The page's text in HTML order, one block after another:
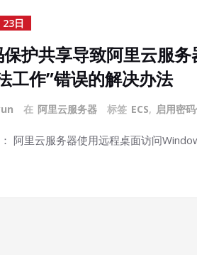
日
保护共享导致阿里云服
工作”错误的解决办法
在 阿里云服务器 标签 ECS, 启用密
阿里云服务器使用远程桌面访问